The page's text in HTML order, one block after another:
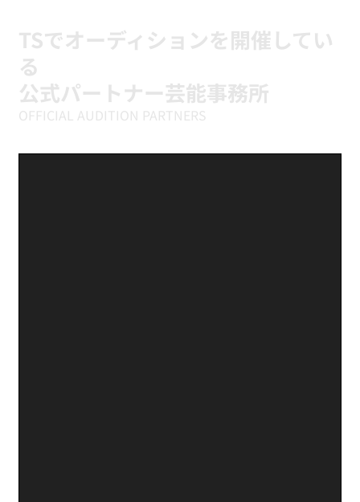
TSでオーディションを開催してい
る
公式パートナー芸能事務所
OFFICIAL AUDITION PARTNERS